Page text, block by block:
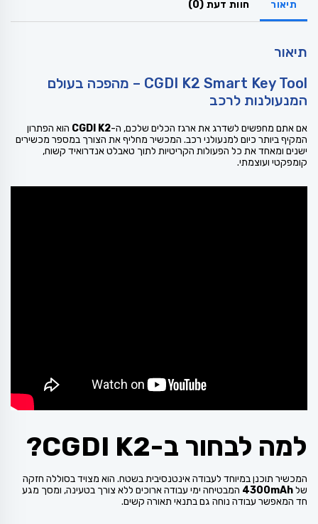
תיאור חוות דעת (0)
תיאור
CGDI K2 Smart Key Tool – מהפכה בעולם
המנעולנות לרכב
אם אתם מחפשים לשדרג את ארגז הכלים שלכם, ה-CGDI K2 הוא הפתרון
המקיף ביותר כיום למנעולני רכב. המכשיר מחליף את הצורך במספר מכשירים
ישנים ומאחד את כל הפעולות הקריטיות לתוך טאבלט אנדרואיד קשוח,
קומפקטי ועוצמתי.
למה לבחור ב-CGDI K2?
המכשיר תוכנן במיוחד לעבודה אינטנסיבית בשטח. הוא מצויד בסוללה חזקה
של4300mAh המבטיחה ימי עבודה ארוכים ללא צורך בטעינה, ומסך מגע
חד המאפשר עבודה נוחה גם בתנאי תאורה קשים.